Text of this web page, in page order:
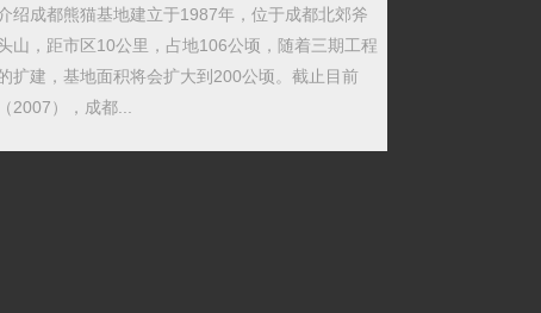
绍成都熊猫基地建立于1987年，位于成都北郊斧
山，距市区10公里，占地106公顷，随着三期工程
扩建，基地面积将会扩大到200公顷。截止目前
（2007），成都...